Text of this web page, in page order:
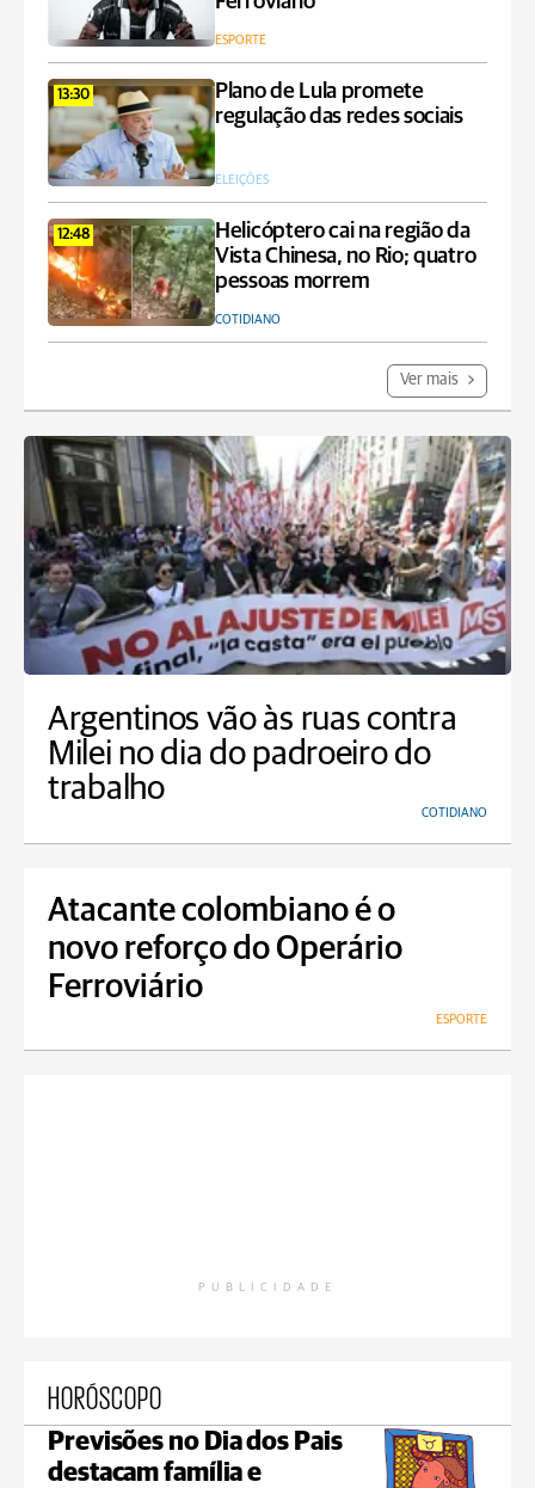
ESPORTE
13:30
Plano de Lula promete
regulação das redes sociais
ELEIÇÕES
12:48
Helicóptero cai na região da
Vista Chinesa, no Rio; quatro
pessoas morrem
COTIDIANO
Ver mais
Argentinos vão às ruas contra
Milei no dia do padroeiro do
trabalho
COTIDIANO
Atacante colombiano é o
novo reforço do Operário
Ferroviário
ESPORTE
PUBLICIDADE
HORÓSCOPO
Previsões no Dia dos Pais
destacam família e